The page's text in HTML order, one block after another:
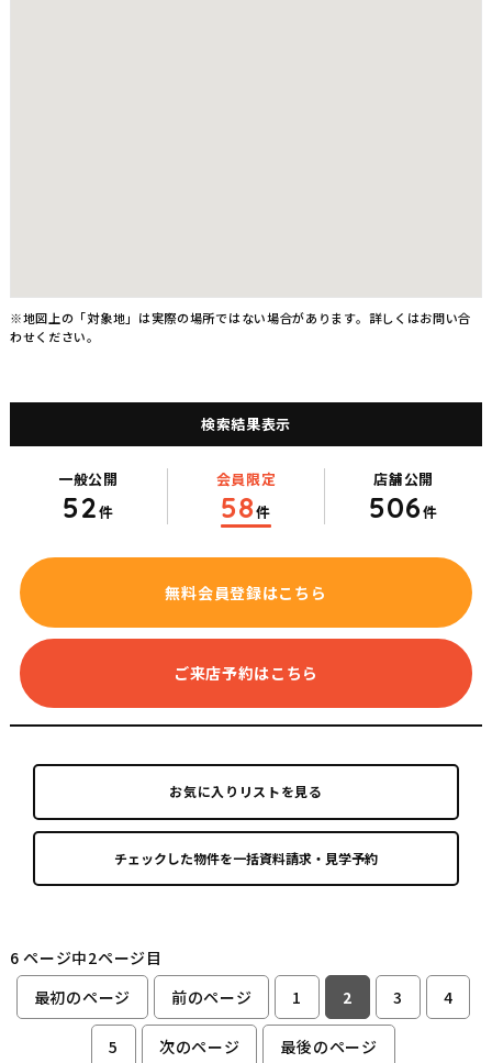
※地図上の「対象地」は実際の場所ではない場合があります。詳しくはお問い合
わせください。
検索結果表示
一般公開
52件
会員限定
58件
店舗公開
506件
無料会員登録はこちら
ご来店予約はこちら
お気に入りリストを見る
6 ページ中2ページ目
最初のページ
前のページ 1 2 3 4
5 次のページ 最後のページ